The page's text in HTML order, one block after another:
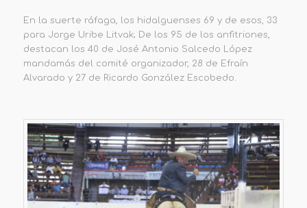
En la suerte ráfaga, los hidalguenses 69 y de esos, 33
para Jorge Uribe Litvak; De los 95 de los anfitriones,
destacan los 40 de José Antonio Salcedo López
mandamás del comité organizador, 28 de Efraín
Alvarado y 27 de Ricardo González Escobedo.